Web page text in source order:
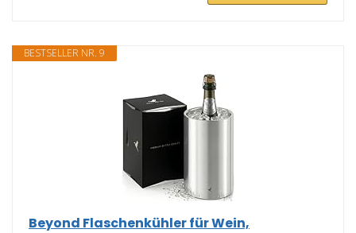
BESTSELLER NR. 9
Beyond Flaschenkühler für Wein,